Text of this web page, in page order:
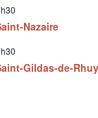
Nazaire
Gildas-de-